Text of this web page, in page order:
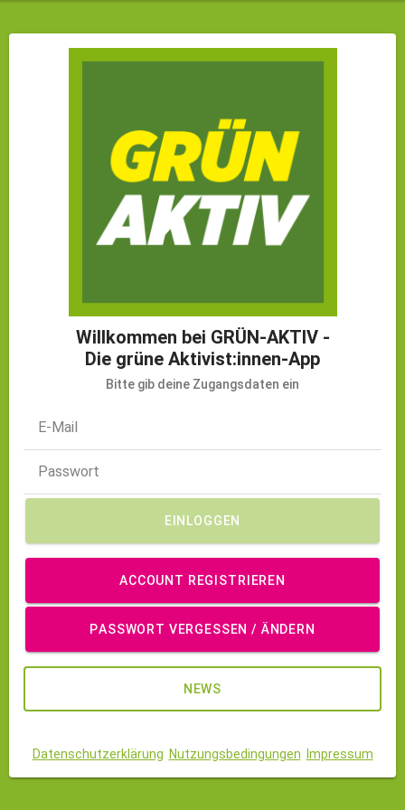
Willkommen bei GRÜN-AKTIV -
Die grüne Aktivist:innen-App
Bitte gib deine Zugangsdaten ein
EINLOGGEN
ACCOUNT REGISTRIEREN
PASSWORT VERGESSEN / ÄNDERN
NEWS
Datenschutzerklärung Nutzungsbedingungen Impressum